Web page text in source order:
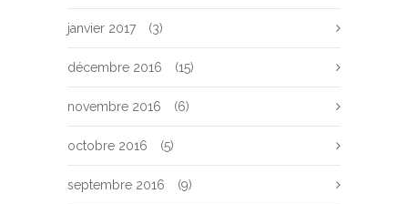
janvier 2017 (3)
décembre 2016 (15)
novembre 2016 (6)
octobre 2016 (5)
septembre 2016 (9)